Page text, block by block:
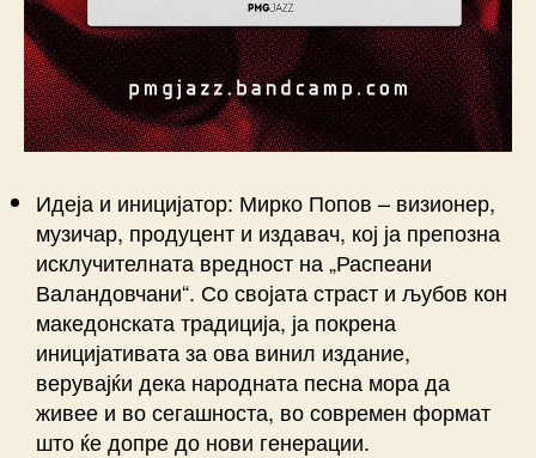
Идеја и иницијатор: Мирко Попов – визионер,
музичар, продуцент и издавач, кој ја препозна
исклучителната вредност на „Распеани
Валандовчани“. Со својата страст и љубов кон
македонската традиција, ја покрена
иницијативата за ова винил издание,
верувајќи дека народната песна мора да
живее и во сегашноста, во современ формат
што ќе допре до нови генерации.